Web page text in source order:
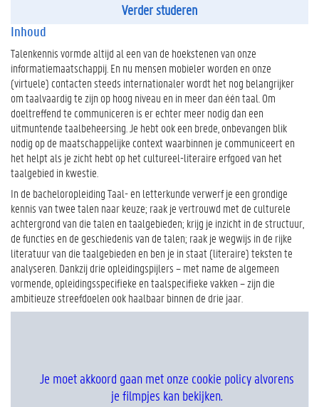
Verder studeren
Inhoud
Talenkennis vormde altijd al een van de hoekstenen van onze
informatiemaatschappij. En nu mensen mobieler worden en onze
(virtuele) contacten steeds internationaler wordt het nog belangrijker
om taalvaardig te zijn op hoog niveau en in meer dan één taal. Om
doeltreffend te communiceren is er echter meer nodig dan een
uitmuntende taalbeheersing. Je hebt ook een brede, onbevangen blik
nodig op de maatschappelijke context waarbinnen je communiceert en
het helpt als je zicht hebt op het cultureel-literaire erfgoed van het
taalgebied in kwestie.
In de bacheloropleiding Taal- en letterkunde verwerf je een grondige
kennis van twee talen naar keuze; raak je vertrouwd met de culturele
achtergrond van die talen en taalgebieden; krijg je inzicht in de structuur,
de functies en de geschiedenis van de talen; raak je wegwijs in de rijke
literatuur van die taalgebieden en ben je in staat (literaire) teksten te
analyseren. Dankzij drie opleidingspijlers – met name de algemeen
vormende, opleidingsspecifieke en taalspecifieke vakken – zijn die
ambitieuze streefdoelen ook haalbaar binnen de drie jaar.
Je moet akkoord gaan met onze cookie policy alvorens
je filmpjes kan bekijken.